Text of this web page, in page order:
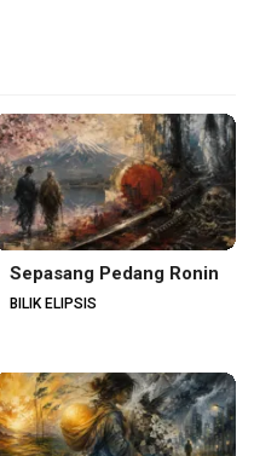
Sepasang Pedang Ronin
BILIK ELIPSIS